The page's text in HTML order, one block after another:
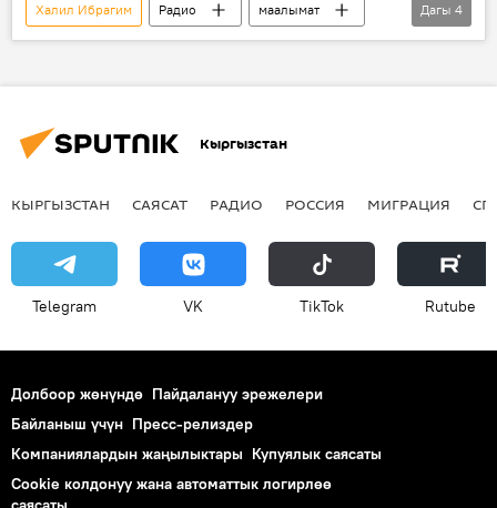
Халил Ибрагим Радио
маалымат
коопсуздук
сабаттуулук
Дагы 4
Кыргызстан
КЫРГЫЗСТАН САЯСАТ РАДИО РОССИЯ МИГРАЦИЯ
Telegram VK ТikТоk Rutube
Долбоор жөнүндө Пайдалануу эрежелери
Байланыш үчүн Пресс-релиздер
Компаниялардын жаңылыктары Купуялык саясаты
Cookie колдонуу жана автоматтык логирлөө